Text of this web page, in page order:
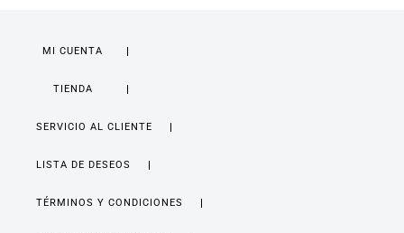
MI CUENTA
TIENDA
SERVICIO AL CLIENTE
LISTA DE DESEOS
TÉRMINOS Y CONDICIONES